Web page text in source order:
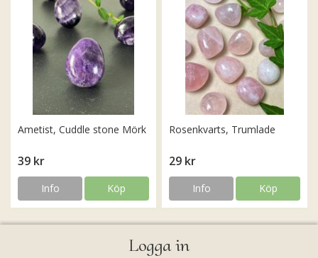
Ametist, Cuddle stone Mörk
39 kr
Info Köp
Rosenkvarts, Trumlade
29 kr
Info Köp
Logga in